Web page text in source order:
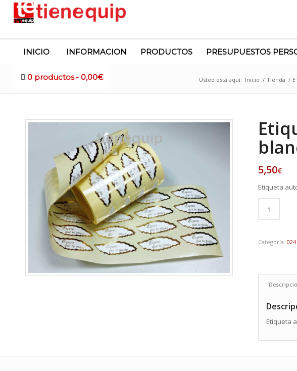
INICIO INFORMACION PRODUCTOS PRESUPUESTOS
0 productos 0,00€
Tienda Usted está aquí: Inicio / Tienda /
5,50€
Etiqueta
Categoría:
Etiqueta